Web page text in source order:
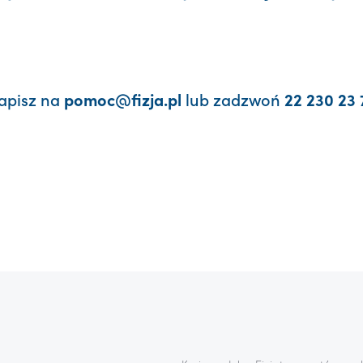
na pomoc@fizja.pl lub zadzwoń 22 230 23